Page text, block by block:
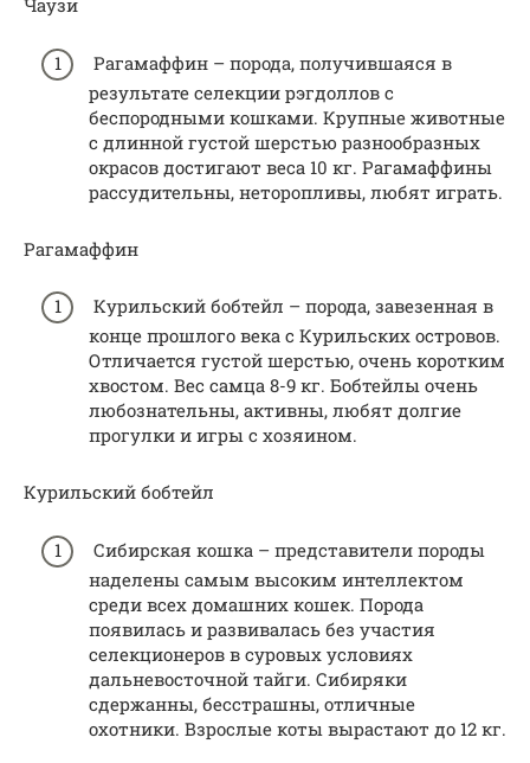
Чаузи
Рагамаффин – порода, получившаяся в
результате селекции рэгдоллов с
беспородными кошками. Крупные животные
с длинной густой шерстью разнообразных
окрасов достигают веса 10 кг. Рагамаффины
рассудительны, неторопливы, любят играть.
Рагамаффин
Курильский бобтейл – порода, завезенная в
конце прошлого века с Курильских островов.
Отличается густой шерстью, очень коротким
хвостом. Вес самца 8-9 кг. Бобтейлы очень
любознательны, активны, любят долгие
прогулки и игры с хозяином.
Курильский бобтейл
Сибирская кошка – представители породы
наделены самым высоким интеллектом
среди всех домашних кошек. Порода
появилась и развивалась без участия
селекционеров в суровых условиях
дальневосточной тайги. Сибиряки
сдержанны, бесстрашны, отличные
охотники. Взрослые коты вырастают до 12 кг.